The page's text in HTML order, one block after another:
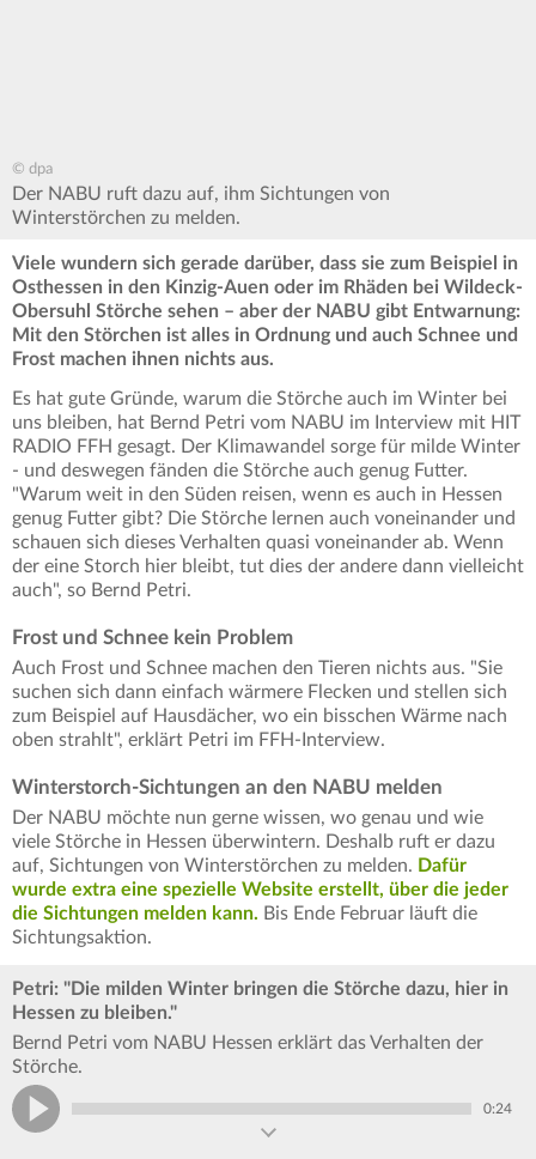
© dpa
Der NABU ruft dazu auf, ihm Sichtungen von
Winterstörchen zu melden.
Viele wundern sich gerade darüber, dass sie zum Beispiel in
Osthessen in den Kinzig-Auen oder im Rhäden bei Wildeck-
Obersuhl Störche sehen – aber der NABU gibt Entwarnung:
Mit den Störchen ist alles in Ordnung und auch Schnee und
Frost machen ihnen nichts aus.
Es hat gute Gründe, warum die Störche auch im Winter bei
uns bleiben, hat Bernd Petri vom NABU im Interview mit HIT
RADIO FFH gesagt. Der Klimawandel sorge für milde Winter
- und deswegen fänden die Störche auch genug Futter.
"Warum weit in den Süden reisen, wenn es auch in Hessen
genug Futter gibt? Die Störche lernen auch voneinander und
schauen sich dieses Verhalten quasi voneinander ab. Wenn
der eine Storch hier bleibt, tut dies der andere dann vielleicht
auch", so Bernd Petri.
Frost und Schnee kein Problem
Auch Frost und Schnee machen den Tieren nichts aus. "Sie
suchen sich dann einfach wärmere Flecken und stellen sich
zum Beispiel auf Hausdächer, wo ein bisschen Wärme nach
oben strahlt", erklärt Petri im FFH-Interview.
Winterstorch-Sichtungen an den NABU melden
Der NABU möchte nun gerne wissen, wo genau und wie
viele Störche in Hessen überwintern. Deshalb ruft er dazu
auf, Sichtungen von Winterstörchen zu melden. Dafür
wurde extra eine spezielle Website erstellt, über die jeder
die Sichtungen melden kann. Bis Ende Februar läuft die
Sichtungsaktion.
Petri: "Die milden Winter bringen die Störche dazu, hier in
Hessen zu bleiben."
Bernd Petri vom NABU Hessen erklärt das Verhalten der
Störche.
0:24